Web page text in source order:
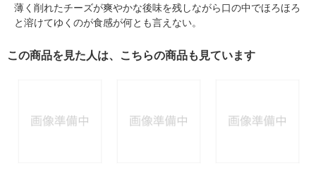
薄く削れたチーズが爽やかな後味を残しながら口の中でほろほろ
と溶けてゆくのが食感が何とも言えない。
この商品を見た人は、こちらの商品も見ています